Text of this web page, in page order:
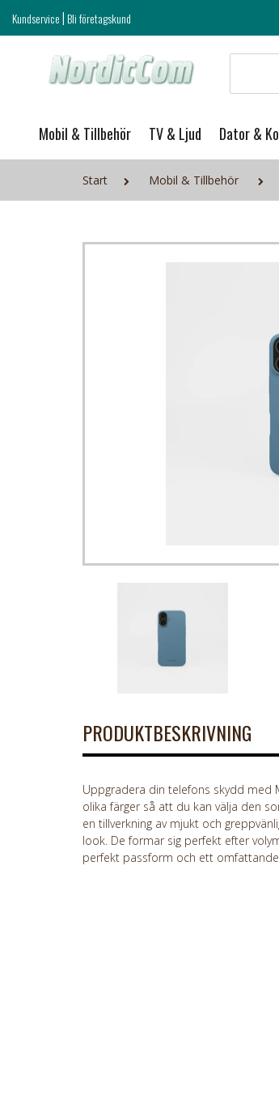
Kundservice|Bli företagskund Skapa Kundklubb
Mobil & Tillbehör TV & Ljud Dator &
Start Mobil & Tillbehör
PRODUKTBESKRIVNING
Uppgradera din telefons skydd med
olika färger så att du kan välja den
en tillverkning av mjukt och
look. De formar sig perfekt efter
perfekt passform och ett